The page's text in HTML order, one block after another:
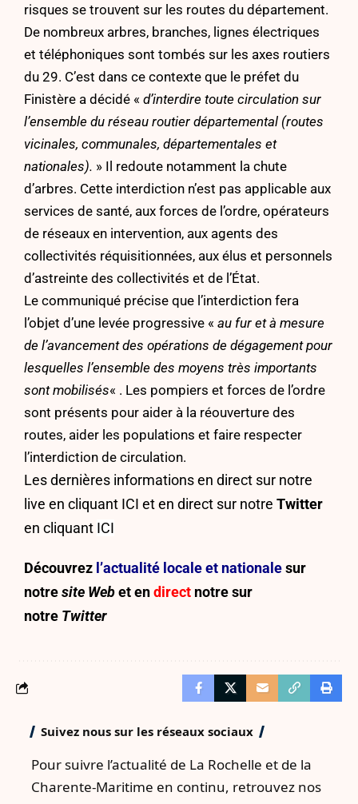
risques se trouvent sur les routes du département.
De nombreux arbres, branches, lignes électriques
et téléphoniques sont tombés sur les axes routiers
du 29. C’est dans ce contexte que le préfet du
Finistère a décidé « d’interdire toute circulation sur
l’ensemble du réseau routier départemental (routes
vicinales, communales, départementales et
nationales). » Il redoute notamment la chute
d’arbres. Cette interdiction n’est pas applicable aux
services de santé, aux forces de l’ordre, opérateurs
de réseaux en intervention, aux agents des
collectivités réquisitionnées, aux élus et personnels
d’astreinte des collectivités et de l’État.
Le communiqué précise que l’interdiction fera
l’objet d’une levée progressive « au fur et à mesure
de l’avancement des opérations de dégagement pour
lesquelles l’ensemble des moyens très importants
sont mobilisés« . Les pompiers et forces de l’ordre
sont présents pour aider à la réouverture des
routes, aider les populations et faire respecter
l’interdiction de circulation.
Les dernières informations en direct sur notre
live en cliquant ICI et en direct sur notre Twitter
en cliquant ICI
Découvrez l’actualité locale et nationalesur
notresite Webet endirect notre sur
notre Twitter
Suivez nous sur les réseaux sociaux
Pour suivre l’actualité de La Rochelle et de la
Charente-Maritime en continu, retrouvez nos